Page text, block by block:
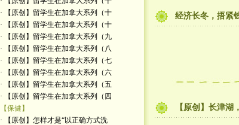
· 【原创】留学生在加拿大系列（十
· 【原创】留学生在加拿大系列（十
· 【原创】留学生在加拿大系列（九
· 【原创】留学生在加拿大系列（八
· 【原创】留学生在加拿大系列（七
· 【原创】留学生在加拿大系列（六
· 【原创】留学生在加拿大系列（五
· 【原创】留学生在加拿大系列（四
【保健】
· 【原创】怎样才是“以正确方式洗
经济长冬，捂紧
【原创】长津湖